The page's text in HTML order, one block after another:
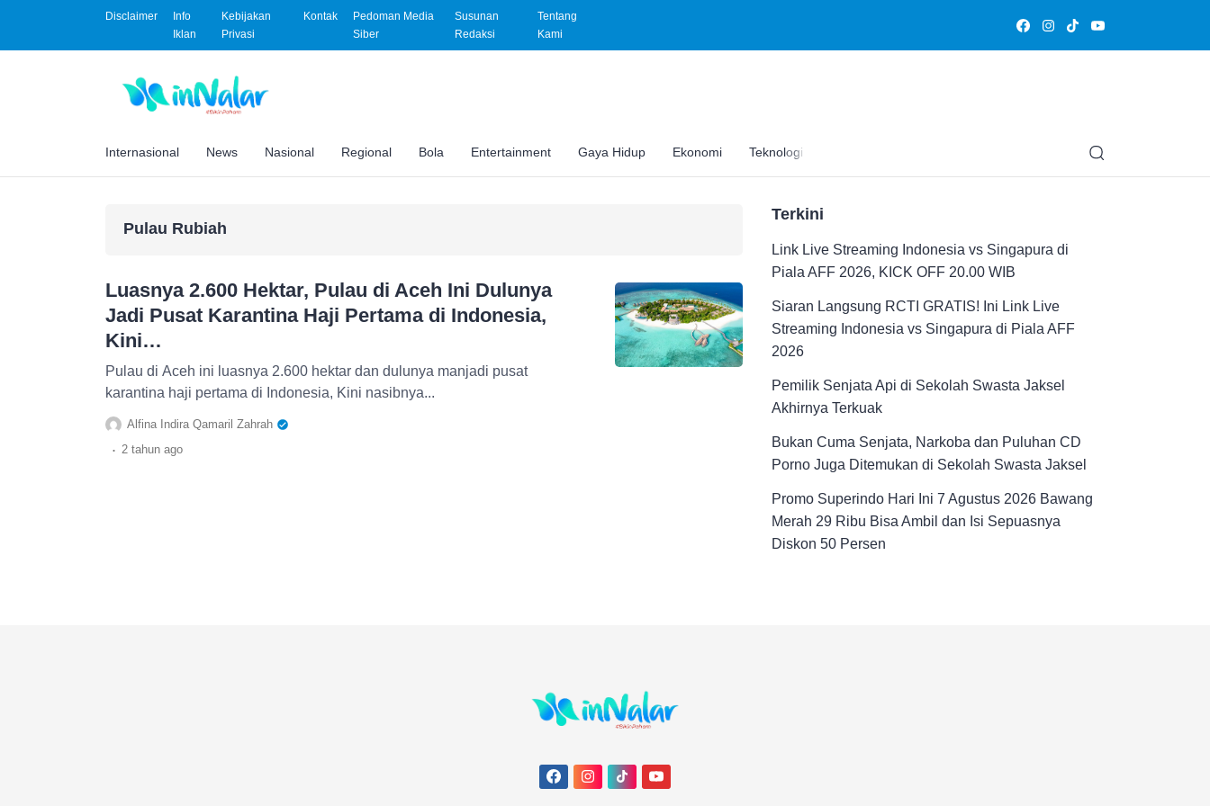
Disclaimer
Info
Iklan
Kebijakan
Privasi
Kontak
Pedoman Media
Siber
Susunan
Redaksi
Tentang
Kami
Internasional News Nasional Regional Bola Entertainment Gaya Hidup Ekonomi Teknologi Edukasi
Pulau Rubiah
Luasnya 2.600 Hektar, Pulau di Aceh Ini Dulunya
Jadi Pusat Karantina Haji Pertama di Indonesia,
Kini…
Pulau di Aceh ini luasnya 2.600 hektar dan dulunya manjadi pusat
karantina haji pertama di Indonesia, Kini nasibnya...
Alfina Indira Qamaril Zahrah
. 2 tahun ago
Terkini
Link Live Streaming Indonesia vs Singapura di
Piala AFF 2026, KICK OFF 20.00 WIB
Siaran Langsung RCTI GRATIS! Ini Link Live
Streaming Indonesia vs Singapura di Piala AFF
2026
Pemilik Senjata Api di Sekolah Swasta Jaksel
Akhirnya Terkuak
Bukan Cuma Senjata, Narkoba dan Puluhan CD
Porno Juga Ditemukan di Sekolah Swasta Jaksel
Promo Superindo Hari Ini 7 Agustus 2026 Bawang
Merah 29 Ribu Bisa Ambil dan Isi Sepuasnya
Diskon 50 Persen